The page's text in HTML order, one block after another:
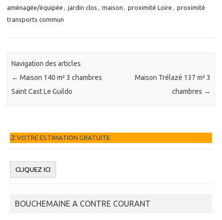
aménagée/équipée
jardin clos maison proximité Loire
proximité
transports commun
Navigation des articles
← Maison 140 m² 3 chambres
Saint Cast Le Guildo
Maison Trélazé 137 m² 3
chambres →
GRATUITE
BOUCHEMAINE A CONTRE COURANT